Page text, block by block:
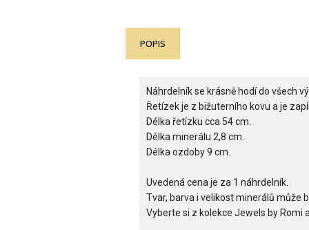
POPIS
Náhrdelník se krásně hodí do všech
Řetízek je z bižuterního kovu a je
Délka řetízku cca 54 cm.
Délka minerálu 2,8 cm.
Délka ozdoby 9 cm.
Uvedená cena je za 1 náhrdelník.
Tvar, barva i velikost minerálů může
Vyberte si z kolekce Jewels by Romi